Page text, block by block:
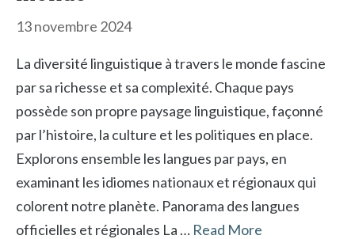
13 novembre 2024
La diversité linguistique à travers le monde fascine
par sa richesse et sa complexité. Chaque pays
possède son propre paysage linguistique, façonné
par l’histoire, la culture et les politiques en place.
Explorons ensemble les langues par pays, en
examinant les idiomes nationaux et régionaux qui
colorent notre planète. Panorama des langues
officielles et régionales La … Read More